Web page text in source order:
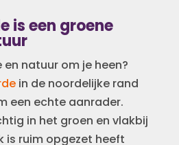
is een groene
natuur om je heen?
in de noordelijke rand
een echte aanrader.
in het groen en vlakbij
is ruim opgezet heeft